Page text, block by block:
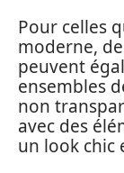
Pour celles
moderne,
peuvent
ensembles
non
avec des
un look chic